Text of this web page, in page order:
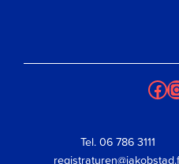
Tel. 06 786 3111